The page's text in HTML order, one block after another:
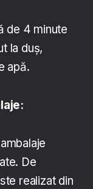
de 4 minute
la duș,
apă.
De
realizat din